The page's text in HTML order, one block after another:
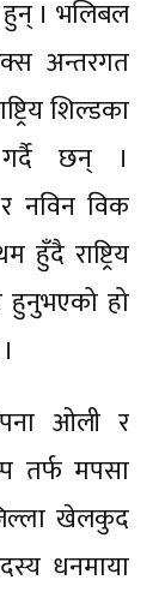
हुन् । भलिबल
अन्तरगत
शिल्डका
गर्दै छन् ।
नविन विक
राष्ट्रिय
हुनुभएको हो
ओली र
तर्फ मपसा
खेलकुद
धनमाया